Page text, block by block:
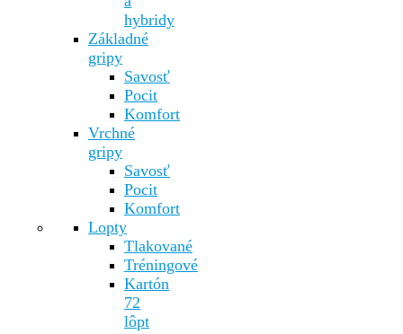
hybridy
Základné
gripy
Savosť
Pocit
Komfort
Vrchné
gripy
Savosť
Pocit
Komfort
Lopty
Tlakované
Tréningové
Kartón
72
lôpt